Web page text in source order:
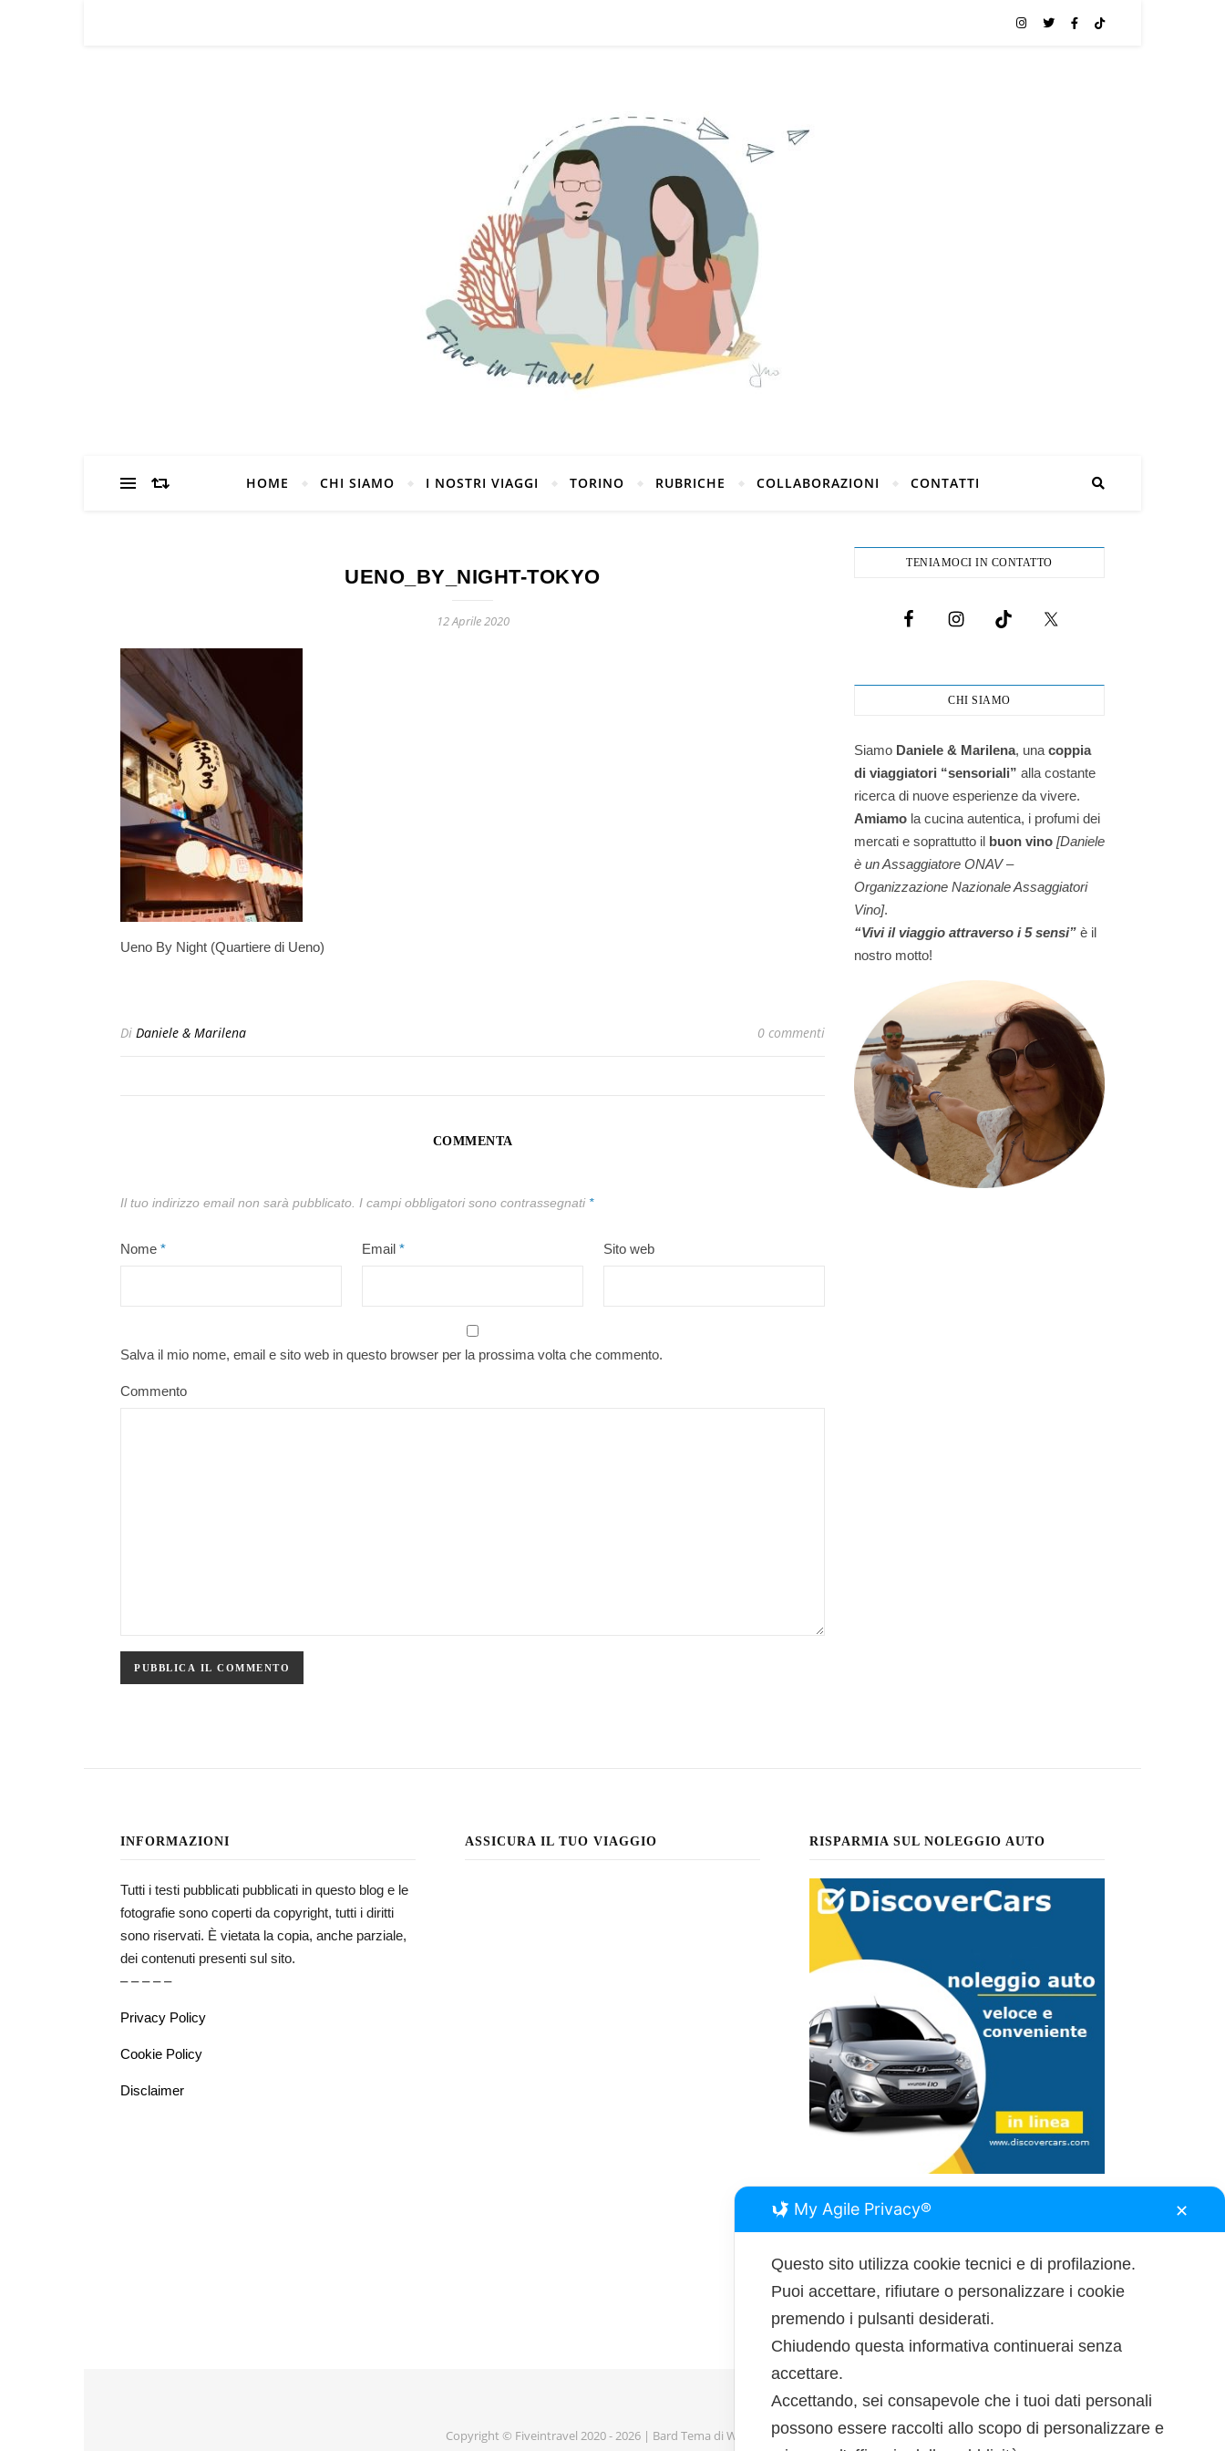
HOME CHI SIAMO I NOSTRI VIAGGI TORINO RUBRICHE COLLABORAZIONI CONTATTI
UENO_BY_NIGHT-TOKYO
12 Aprile 2020
Ueno By Night (Quartiere di Ueno)
Di Daniele & Marilena 0 commenti
COMMENTA
Il tuo indirizzo email non sarà pubblicato. I campi obbligatori sono contrassegnati *
Nome * Email * Sito web
Salva il mio nome, email e sito web in questo browser per la prossima volta che commento.
Commento
TENIAMOCI IN CONTATTO
CHI SIAMO
Siamo Daniele & Marilena, una coppia
di viaggiatori “sensoriali” alla costante
ricerca di nuove esperienze da vivere.
Amiamo la cucina autentica, i profumi dei
mercati e soprattutto il buon vino [Daniele
è un Assaggiatore ONAV –
Organizzazione Nazionale Assaggiatori
Vino].
“Vivi il viaggio attraverso i 5 sensi” è il
nostro motto!
INFORMAZIONI
Tutti i testi pubblicati pubblicati in questo blog e le
fotografie sono coperti da copyright, tutti i diritti
sono riservati. È vietata la copia, anche parziale,
dei contenuti presenti sul sito.
– – – – –
Privacy Policy
Cookie Policy
Disclaimer
ASSICURA IL TUO VIAGGIO RISPARMIA SUL NOLEGGIO AUTO
Copyright © Fiveintravel 2020 - 2026 | Bard Tema di WP Royal.
My Agile Privacy® ✕
Questo sito utilizza cookie tecnici e di profilazione.
Puoi accettare, rifiutare o personalizzare i cookie
premendo i pulsanti desiderati.
Chiudendo questa informativa continuerai senza
accettare.
Accettando, sei consapevole che i tuoi dati personali
possono essere raccolti allo scopo di personalizzare e